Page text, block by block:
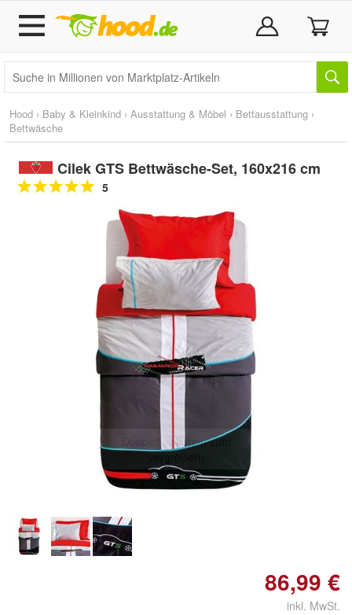
Hood › Baby & Kleinkind › Ausstattung & Möbel › Bettausstattung ›
Bettwäsche
Cilek GTS Bettwäsche-Set, 160x216 cm
5
Doppelt antippen zum
vergrößern
86,99 €
inkl. MwSt.